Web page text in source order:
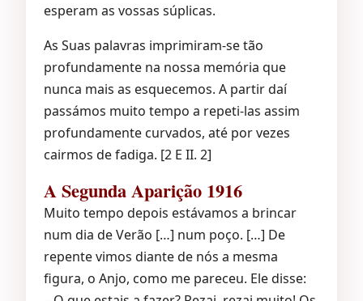
esperam as vossas súplicas.
As Suas palavras imprimiram-se tão
profundamente na nossa memória que
nunca mais as esquecemos. A partir daí
passámos muito tempo a repeti-las assim
profundamente curvados, até por vezes
cairmos de fadiga. [2 E II. 2]
A Segunda Aparição 1916
Muito tempo depois estávamos a brincar
num dia de Verão […] num poço. […] De
repente vimos diante de nós a mesma
figura, o Anjo, como me pareceu. Ele disse: